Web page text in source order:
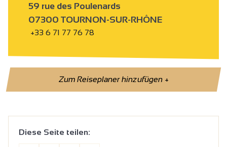
59 rue des Poulenards
07300 TOURNON-SUR-RHÔNE
+33 6 71 77 76 78
Zum Reiseplaner hinzufügen+
Diese Seite teilen: